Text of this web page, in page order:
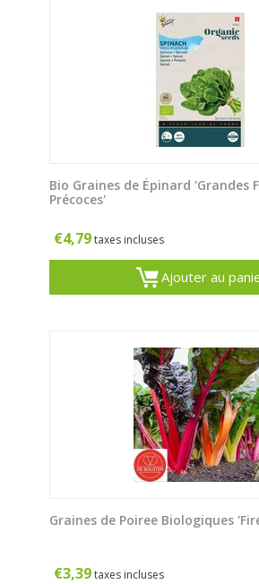
Bio Graines de Épinard 'Grandes
Précoces'
€4,79taxes incluses
Ajouter au
Graines de Poiree Biologiques
€3,39taxes incluses